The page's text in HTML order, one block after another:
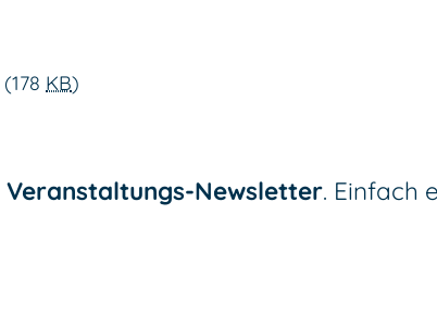
(178 KB)
Veranstaltungs-Newsletter. Einfach